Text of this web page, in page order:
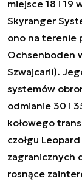
miejsce 18 i 19
Skyranger
ono na terenie
Ochsenboden
Szwajcarii).
systemów
odmianie 30 i
kołowego
czołgu
zagranicznych
rosnące